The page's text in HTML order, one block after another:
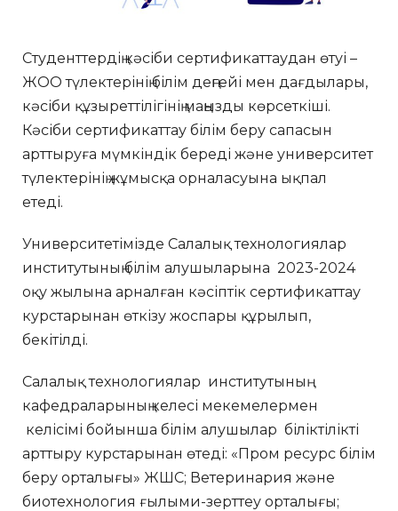
Студенттердің кәсіби сертификаттаудан өтуі –
ЖОО түлектерінің білім деңгейі мен дағдылары,
кәсіби құзыреттілігінің маңызды көрсеткіші.
Кәсіби сертификаттау білім беру сапасын
арттыруға мүмкіндік береді және университет
түлектерінің жұмысқа орналасуына ықпал
етеді.
Университетімізде Салалық технологиялар
институтының білім алушыларына 2023-2024
оқу жылына арналған кәсіптік сертификаттау
курстарынан өткізу жоспары құрылып,
бекітілді.
Салалық технологиялар институтының
кафедраларының келесі мекемелермен
келісімі бойынша білім алушылар біліктілікті
арттыру курстарынан өтеді: «Пром ресурс білім
беру орталығы» ЖШС; Ветеринария және
биотехнология ғылыми-зерттеу орталығы;